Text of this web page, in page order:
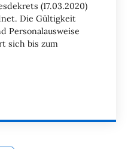
(17.03.2020)
Die Gültigkeit
Personalausweise
sich bis zum